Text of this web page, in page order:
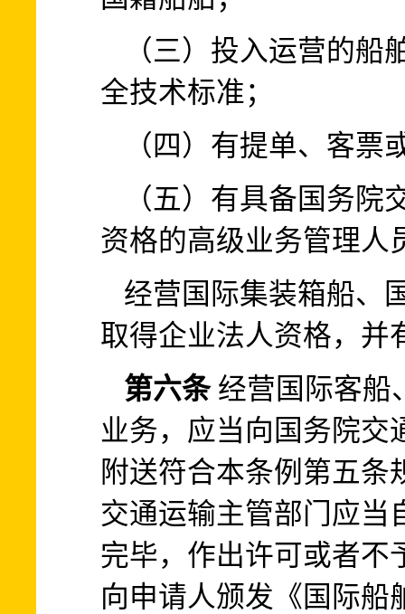
（三）投入运营的船
全技术标准；
（四）有提单、客票
（五）有具备国务院
资格的高级业务管理人
经营国际集装箱船、
取得企业法人资格，并
第六条 经营国际客船
业务，应当向国务院交
附送符合本条例第五
交通运输主管部门应当
完毕，作出许可或者不
向申请人颁发《国际船